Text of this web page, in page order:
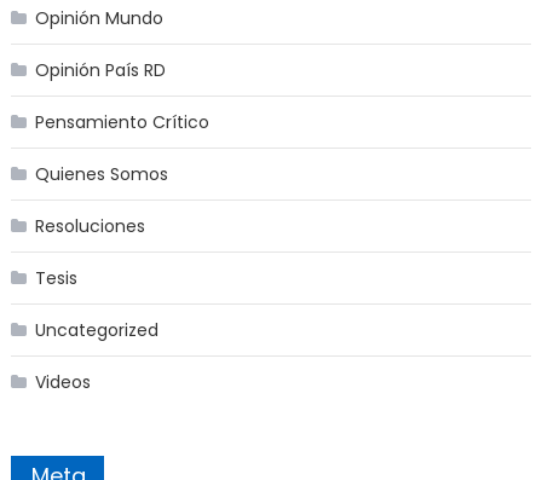
Opinión Mundo
Opinión País RD
Pensamiento Crítico
Quienes Somos
Resoluciones
Tesis
Uncategorized
Videos